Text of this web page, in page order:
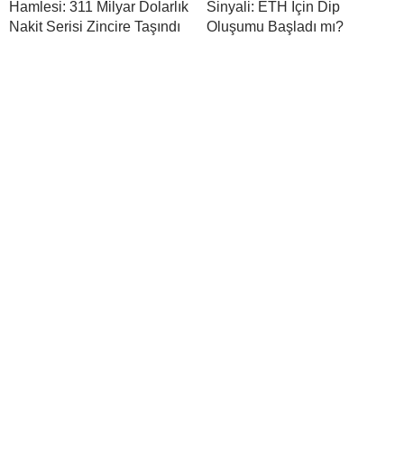
Hamlesi: 311 Milyar Dolarlık
Nakit Serisi Zincire Taşındı
Sinyali: ETH İçin Dip
Oluşumu Başladı mı?